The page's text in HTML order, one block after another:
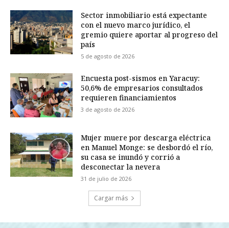
Sector inmobiliario está expectante
con el nuevo marco jurídico, el
gremio quiere aportar al progreso del
país
5 de agosto de 2026
Encuesta post-sismos en Yaracuy:
50,6% de empresarios consultados
requieren financiamientos
3 de agosto de 2026
Mujer muere por descarga eléctrica
en Manuel Monge: se desbordó el río,
su casa se inundó y corrió a
desconectar la nevera
31 de julio de 2026
Cargar más